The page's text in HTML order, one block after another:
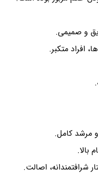
و صمیمی.
افراد متکبر.
مرشد کامل.
بالا.
شرافتمندانه، اصالت.